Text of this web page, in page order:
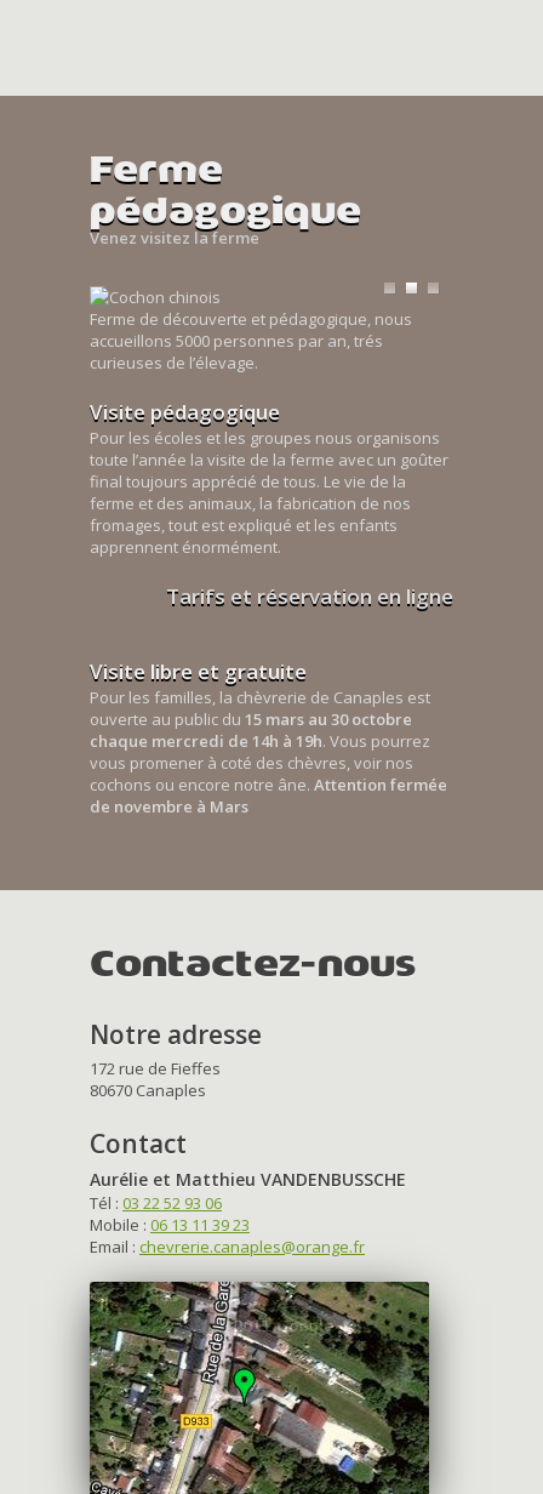
Ferme
pédagogique
Venez visitez la ferme
Ferme de découverte et pédagogique, nous
accueillons 5000 personnes par an, trés
curieuses de l’élevage.
Visite pédagogique
Pour les écoles et les groupes nous organisons
toute l’année la visite de la ferme avec un goûter
final toujours apprécié de tous. Le vie de la
ferme et des animaux, la fabrication de nos
fromages, tout est expliqué et les enfants
apprennent énormément.
Tarifs et réservation en ligne
Visite libre et gratuite
Pour les familles, la chèvrerie de Canaples est
ouverte au public du 15 mars au 30 octobre
chaque mercredi de 14h à 19h. Vous pourrez
vous promener à coté des chèvres, voir nos
cochons ou encore notre âne. Attention fermée
de novembre à Mars
Contactez-nous
Notre adresse
172 rue de Fieffes
80670 Canaples
Contact
Aurélie et Matthieu VANDENBUSSCHE
Tél : 03 22 52 93 06
Mobile : 06 13 11 39 23
Email : chevrerie.canaples@orange.fr